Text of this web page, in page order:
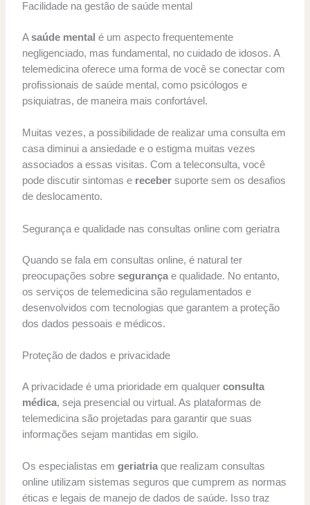
Facilidade na gestão de saúde mental
Asaúde mental é um aspecto frequentemente
negligenciado, mas fundamental, no cuidado de idosos. A
telemedicina oferece uma forma de você se conectar com
profissionais de saúde mental, como psicólogos e
psiquiatras, de maneira mais confortável.
Muitas vezes, a possibilidade de realizar uma consulta em
casa diminui a ansiedade e o estigma muitas vezes
associados a essas visitas. Com a teleconsulta, você
pode discutir sintomas e recebersuporte sem os desafios
de deslocamento.
Segurança e qualidade nas consultas online com geriatra
Quando se fala em consultas online, é natural ter
preocupações sobre segurançae qualidade. No entanto,
os serviços de telemedicina são regulamentados e
desenvolvidos com tecnologias que garantem a proteção
dos dados pessoais e médicos.
Proteção de dados e privacidade
A privacidade é uma prioridade em qualquer consulta
médica, seja presencial ou virtual. As plataformas de
telemedicina são projetadas para garantir que suas
informações sejam mantidas em sigilo.
Os especialistas em geriatriaque realizam consultas
online utilizam sistemas seguros que cumprem as normas
éticas e legais de manejo de dados de saúde. Isso traz